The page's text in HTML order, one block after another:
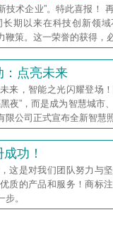
技术企业”。特此喜报！
期以来在科技创新领
策。这一荣誉的获得，必
：点亮未来
来，智能之光闪耀登场
夜”，而是成为智慧城市
限公司正式宣布全新智慧
功！
这是对我们团队努力与
质的产品和服务！商标
。